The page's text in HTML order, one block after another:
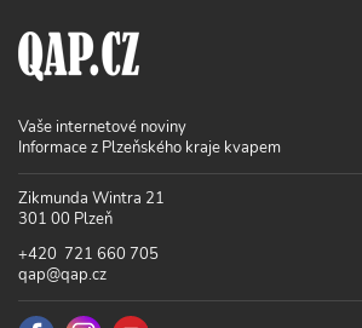
Vaše internetové noviny
Informace z Plzeňského kraje kvapem
Zikmunda Wintra 21
301 00 Plzeň
+420 721 660 705
qap@qap.cz